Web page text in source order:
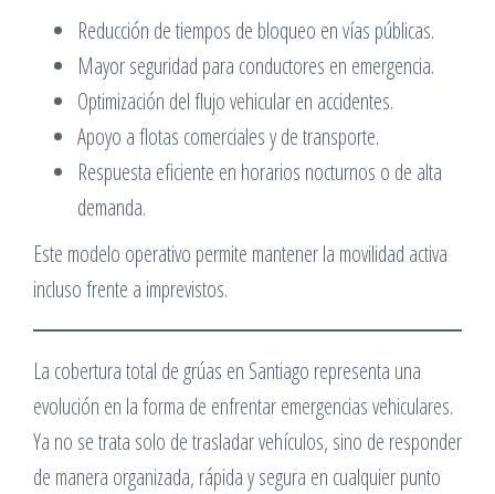
Reducción de tiempos de bloqueo en vías públicas.
Mayor seguridad para conductores en emergencia.
Optimización del flujo vehicular en accidentes.
Apoyo a flotas comerciales y de transporte.
Respuesta eficiente en horarios nocturnos o de alta
demanda.
Este modelo operativo permite mantener la movilidad activa
incluso frente a imprevistos.
La cobertura total de grúas en Santiago representa una
evolución en la forma de enfrentar emergencias vehiculares.
Ya no se trata solo de trasladar vehículos, sino de responder
de manera organizada, rápida y segura en cualquier punto